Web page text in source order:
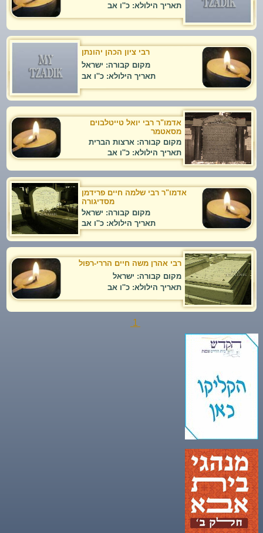
תאריך הילולא: כ''ו אב
רבי ציון הכהן יהונתן
מקום קבורה: ישראל
תאריך הילולא: כ''ו אב
אדמו"ר רבי יואל טייטלבוים
מסאטמר
מקום קבורה: ארצות הברית
תאריך הילולא: כ''ו אב
אדמו"ר רבי שלמה חיים פרידמן
מסדיגורה
מקום קבורה: ישראל
תאריך הילולא: כ''ו אב
רבי אהרן משה חיים הררי-רפול
מקום קבורה: ישראל
תאריך הילולא: כ''ו אב